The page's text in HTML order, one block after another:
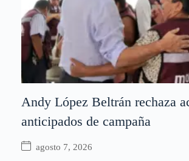
Andy López Beltrán rechaza
anticipados de campaña
agosto 7, 2026